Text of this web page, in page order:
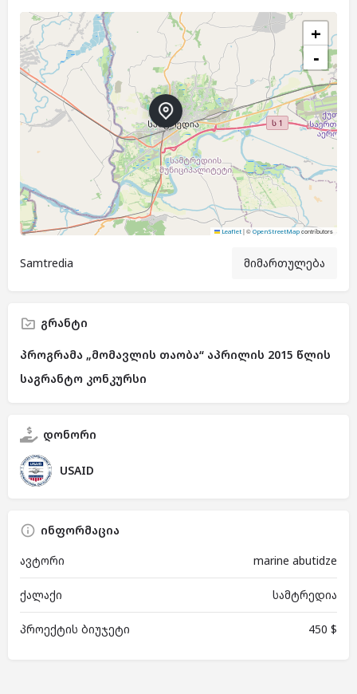
+
−
Leaflet |© OpenStreetMap contributors
Samtredia მიმართულება
გრანტი
პროგრამა „მომავლის თაობა“ აპრილის 2015 წლის
საგრანტო კონკურსი
დონორი
USAID
ინფორმაცია
ავტორი
marine abutidze
ქალაქი სამტრედია
პროექტის ბიუჯეტი 450 $